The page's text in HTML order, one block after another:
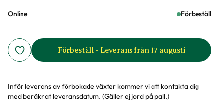
Online Förbeställ
Förbeställ - Leverans från 17 augusti
Inför leverans av förbokade växter kommer vi att kontakta dig
med beräknat leveransdatum. (Gäller ej jord på pall.)